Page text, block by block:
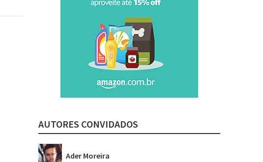
AUTORES CONVIDADOS
Ader Moreira